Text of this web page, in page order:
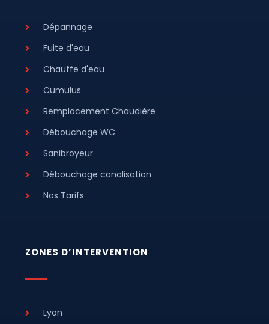
Dépannage
Fuite d'eau
Chauffe d'eau
Cumulus
Remplacement Chaudière
Débouchage WC
Sanibroyeur
Débouchage canalisation
Nos Tarifs
ZONES D’INTERVENTION
Lyon